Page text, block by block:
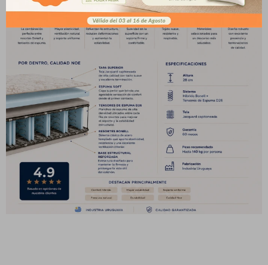
Día Mes Año
pago
* sujeto a aprobación crediticia. El monto disponible
puede variar por comercio